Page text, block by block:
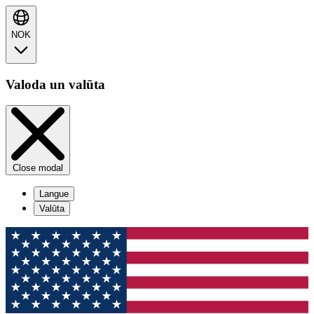
NOK
Valoda un valūta
Close modal
Langue
Valūta